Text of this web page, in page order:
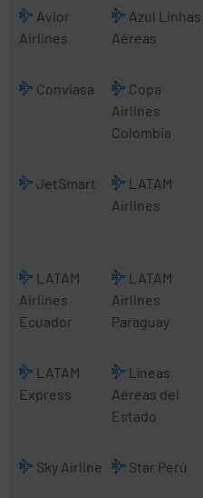
Avior
Airlines
Azul Linhas
Aéreas
Conviasa
Copa
Airlines
Colombia
JetSmart
LATAM
Airlines
LATAM
Airlines
Ecuador
LATAM
Airlines
Paraguay
LATAM
Express
Líneas
Aéreas del
Estado
Sky Airline Star Perú